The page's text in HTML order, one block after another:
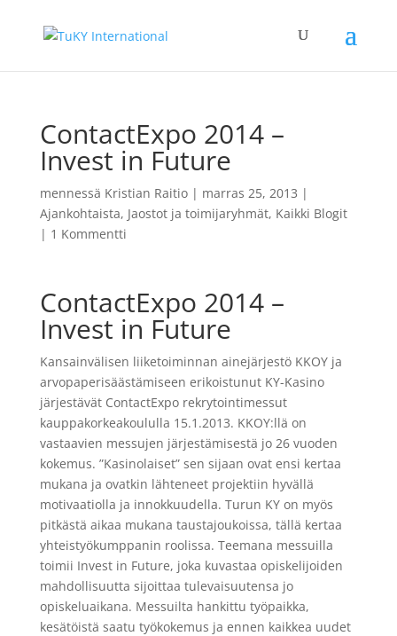
ContactExpo 2014 –
Invest in Future
mennessä Kristian Raitio| marras 25, 2013 |
Ajankohtaista, Jaostot ja toimijaryhmät, Kaikki Blogit
| 1 Kommentti
ContactExpo 2014 –
Invest in Future
Kansainvälisen liiketoiminnan ainejärjestö KKOY ja
arvopaperisäästämiseen erikoistunut KY-Kasino
järjestävät ContactExpo rekrytointimessut
kauppakorkeakoululla 15.1.2013. KKOY:llä on
vastaavien messujen järjestämisestä jo 26 vuoden
kokemus. ”Kasinolaiset” sen sijaan ovat ensi kertaa
mukana ja ovatkin lähteneet projektiin hyvällä
motivaatiolla ja innokkuudella. Turun KY on myös
pitkästä aikaa mukana taustajoukoissa, tällä kertaa
yhteistyökumppanin roolissa. Teemana messuilla
toimii Invest in Future, joka kuvastaa opiskelijoiden
mahdollisuutta sijoittaa tulevaisuutensa jo
opiskeluaikana. Messuilta hankittu työpaikka,
kesätöistä saatu työkokemus ja ennen kaikkea uudet